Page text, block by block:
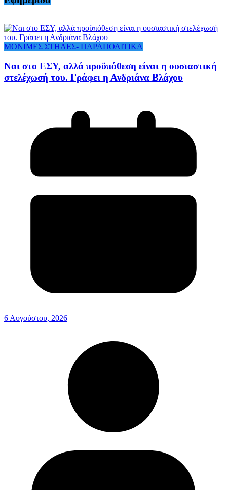
ΜΟΝΙΜΕΣ ΣΤΗΛΕΣ- ΠΑΡΑΠΟΛΙΤΙΚΑ
Ναι στο ΕΣΥ, αλλά προϋπόθεση είναι η ουσιαστική
στελέχωσή του. Γράφει η Ανδριάνα Βλάχου
6 Αυγούστου, 2026